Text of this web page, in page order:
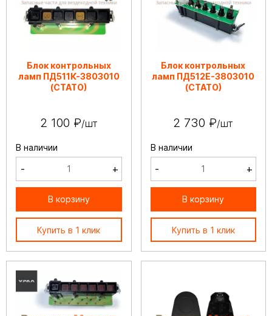
Блок контрольных
ламп ПД511К-3803010
(СТАТО)
2 100 ₽/шт
В наличии
- +
В корзину
Купить в 1 клик
Блок контрольных
ламп ПД512Е-3803010
(СТАТО)
2 730 ₽/шт
В наличии
- +
В корзину
Купить в 1 клик